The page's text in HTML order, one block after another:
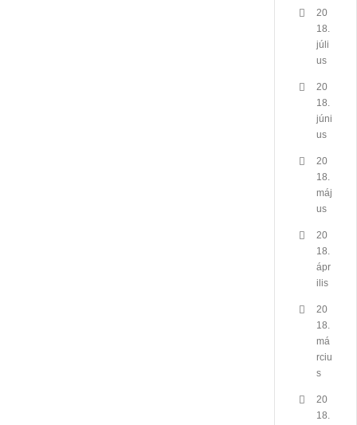
20
18.
júli
us
20
18.
júni
us
20
18.
máj
us
20
18.
ápr
ilis
20
18.
má
rciu
s
20
18.